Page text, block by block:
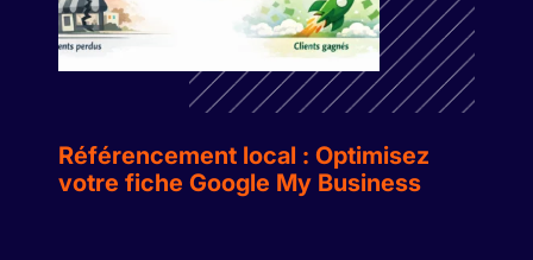
Référencement local : Optimisez
votre fiche Google My Business